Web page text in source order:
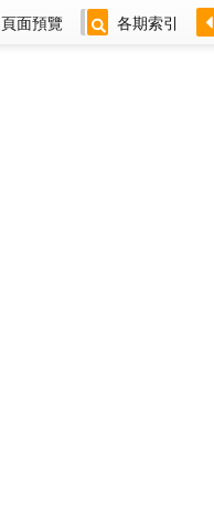
頁面預覽 各期索引